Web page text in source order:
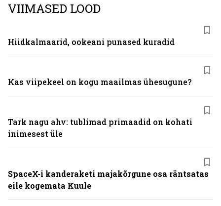
VIIMASED LOOD
Hiidkalmaarid, ookeani punased kuradid
Kas viipekeel on kogu maailmas ühesugune?
Tark nagu ahv: tublimad primaadid on kohati
inimesest üle
SpaceX-i kanderaketi majakõrgune osa räntsatas
eile kogemata Kuule